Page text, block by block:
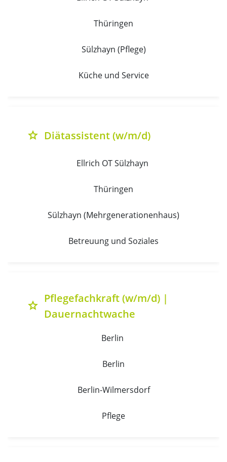
Thüringen
Sülzhayn (Pflege)
Küche und Service
grade Diätassistent (w/m/d)
Ellrich OT Sülzhayn
Thüringen
Sülzhayn (Mehrgenerationenhaus)
Betreuung und Soziales
grade
Pflegefachkraft (w/m/d) |
Dauernachtwache
Berlin
Berlin
Berlin-Wilmersdorf
Pflege